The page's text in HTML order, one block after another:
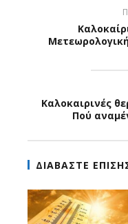
Καλοκαιρινές
Πού
ΔΙΑΒΑΣΤΕ